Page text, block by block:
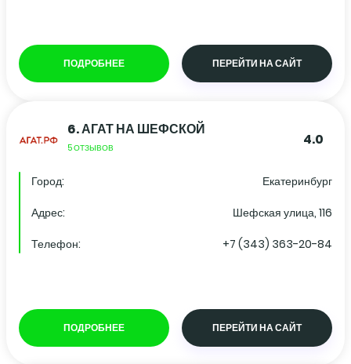
ПОДРОБНЕЕ ПЕРЕЙТИ НА САЙТ
6.АГАТ НА ШЕФСКОЙ
5 ОТЗЫВОВ 4.0
Город:
Екатеринбург
Адрес:
Шефская улица, 116
Телефон:
+7 (343) 363-20-84
ПОДРОБНЕЕ ПЕРЕЙТИ НА САЙТ